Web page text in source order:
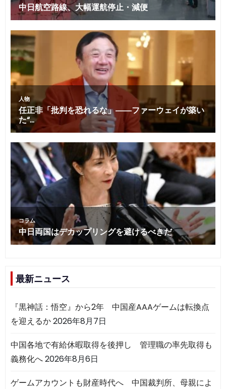
最新ニュース
『黒神話：悟空』から2年 中国産AAAゲームは転換点
を迎えるか2026年8月7日
中国各地で有給休暇取得を後押し 管理職の率先取得も
義務化へ2026年8月6日
ゲームアカウントも財産時代へ 中国裁判所、母親によ